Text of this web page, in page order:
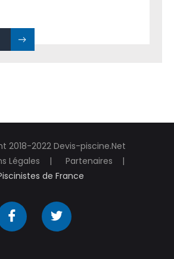
2018-2022 Devis-piscine.Net
Légales
Partenaires
de France